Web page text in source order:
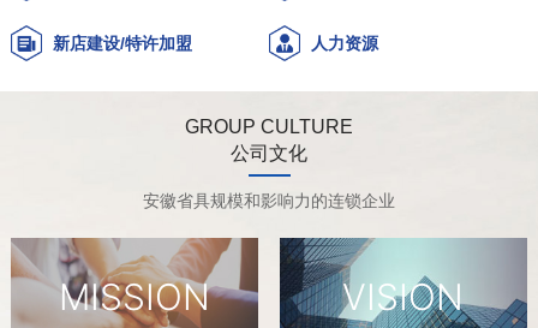
新店建设/特许加盟 人力资源
GROUP CULTURE
公司文化
安徽省具规模和影响力的连锁企业
MISSION VISION